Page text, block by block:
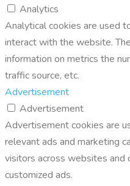
Analytics
Analytical cookies are used
interact with the website.
information on metrics the
traffic source, etc.
Advertisement
Advertisement
Advertisement cookies are
relevant ads and marketing
visitors across websites and
customized ads.